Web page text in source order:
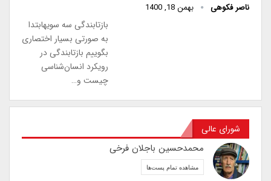
ناصر فکوهی بهمن 18, 1400
بازتابندگی سه سویهابتدا
به صورتی بسیار اختصاری
بگوییم بازتابندگی در
رویکرد انسان‌شناسی
چیست و…
شورای عالی
محمدحسین باجلان فرخی
مشاهده تمام پست‌ها